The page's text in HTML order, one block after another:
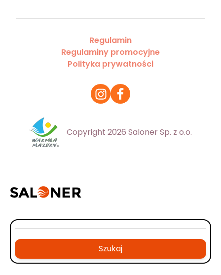
Regulamin
Regulaminy promocyjne
Polityka prywatności
Copyright 2026 Saloner Sp. z o.o.
Szukaj